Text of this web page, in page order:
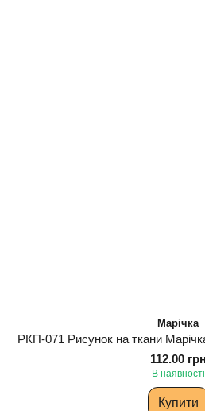
Марічка
РКП-071 Рисунок на ткани
112.00 грн
В наявності
Купити